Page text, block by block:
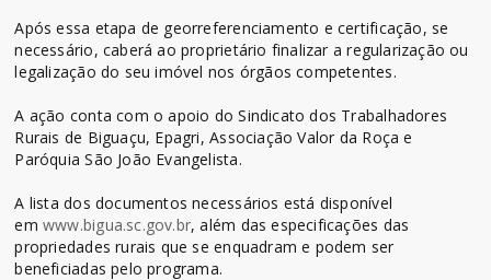
Após essa etapa de georreferenciamento e certificação, se
necessário, caberá ao proprietário finalizar a regularização ou
legalização do seu imóvel nos órgãos competentes.
A ação conta com o apoio do Sindicato dos Trabalhadores
Rurais de Biguaçu, Epagri, Associação Valor da Roça e
Paróquia São João Evangelista.
A lista dos documentos necessários está disponível
emwww.bigua.sc.gov.br, além das especificações das
propriedades rurais que se enquadram e podem ser
beneficiadas pelo programa.